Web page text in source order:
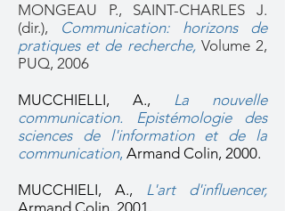
MONGEAU P., SAINT-CHARLES J.
(dir.), Communication: horizons de
pratiques et de recherche, Volume 2,
PUQ, 2006
MUCCHIELLI, A., La nouvelle
communication. Epistémologie des
sciences de l'information et de la
communication, Armand Colin, 2000.
MUCCHIELI, A., L'art d'influencer,
Armand Colin, 2001.